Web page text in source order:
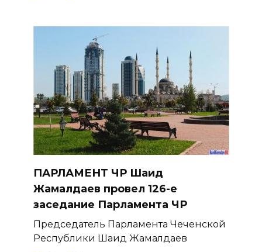
ПАРЛАМЕНТ ЧР Шаид
Жамалдаев провел 126-е
заседание Парламента ЧР
Председатель Парламента Чеченской
Республики Шаид Жамалдаев